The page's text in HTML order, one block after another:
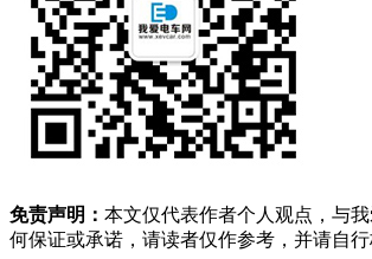
免责声明： 本文仅代表作者个人观点，与
何保证或承诺，请读者仅作参考，并请自行